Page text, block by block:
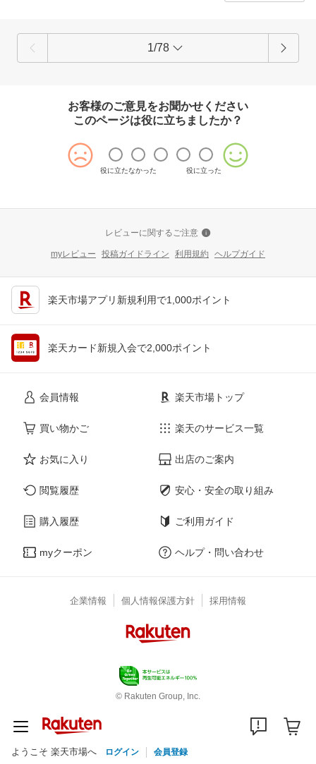
1/78
お客様のご意見をお聞かせください
このページは役に立ちましたか？
役に立たなかった 役に立った
レビューに関するご注意
myレビュー 投稿ガイドライン 利用規約 ヘルプガイド
楽天市場アプリ新規利用で1,000ポイント
楽天カード新規入会で2,000ポイント
会員情報
買い物かご
お気に入り
閲覧履歴
購入履歴
myクーポン
楽天市場トップ
楽天のサービス一覧
出店のご案内
安心・安全の取り組み
ご利用ガイド
ヘルプ・問い合わせ
企業情報 個人情報保護方針 採用情報
© Rakuten Group, Inc.
ようこそ 楽天市場へ ログイン 会員登録